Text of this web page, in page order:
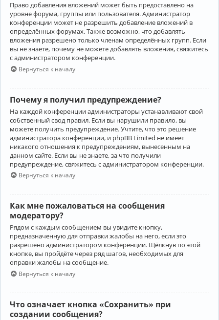
Право добавления вложений может быть предоставлено на
уровне форума, группы или пользователя. Администратор
конференции может не разрешить добавление вложений в
определённых форумах. Также возможно, что добавлять
вложения разрешено только членам определённых групп. Если
вы не знаете, почему не можете добавлять вложения, свяжитесь
с администратором конференции.
Вернуться к началу
Почему я получил предупреждение?
На каждой конференции администраторы устанавливают свой
собственный свод правил. Если вы нарушили правило, вы
можете получить предупреждение. Учтите, что это решение
администратора конференции, и phpBB Limited не имеет
никакого отношения к предупреждениям, вынесенным на
данном сайте. Если вы не знаете, за что получили
предупреждение, свяжитесь с администратором конференции.
Вернуться к началу
Как мне пожаловаться на сообщения
модератору?
Рядом с каждым сообщением вы увидите кнопку,
предназначенную для отправки жалобы на него, если это
разрешено администратором конференции. Щёлкнув по этой
кнопке, вы пройдёте через ряд шагов, необходимых для
оправки жалобы на сообщение.
Вернуться к началу
Что означает кнопка «Сохранить» при
создании сообщения?